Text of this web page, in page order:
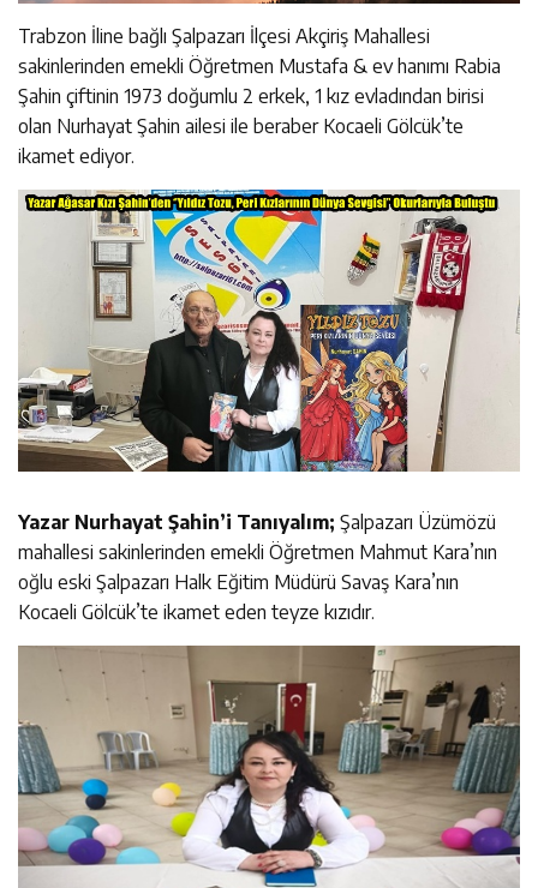
Trabzon İline bağlı Şalpazarı İlçesi Akçiriş Mahallesi
sakinlerinden emekli Öğretmen Mustafa & ev hanımı Rabia
Şahin çiftinin 1973 doğumlu 2 erkek, 1 kız evladından birisi
olan Nurhayat Şahin ailesi ile beraber Kocaeli Gölcük’te
ikamet ediyor.
Yazar Nurhayat Şahin’i Tanıyalım; Şalpazarı Üzümözü
mahallesi sakinlerinden emekli Öğretmen Mahmut Kara’nın
oğlu eski Şalpazarı Halk Eğitim Müdürü Savaş Kara’nın
Kocaeli Gölcük’te ikamet eden teyze kızıdır.